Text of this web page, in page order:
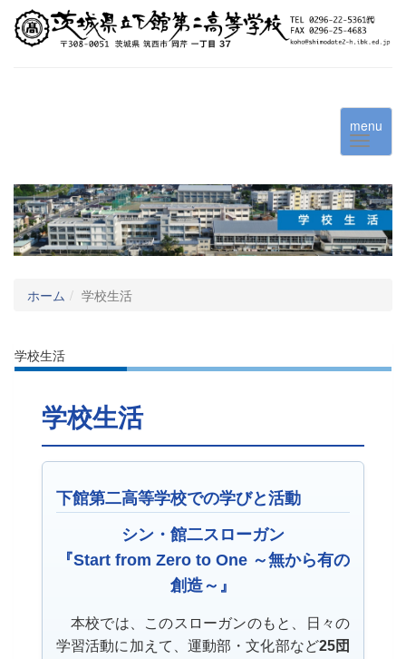
menu
ホーム 学校生活
学校生活
学校生活
下館第二高等学校での学びと活動
シン・館二スローガン
『Start from Zero to One ～無から有の
創造～』
本校では、このスローガンのもと、日々の
学習活動に加えて、運動部・文化部など25団